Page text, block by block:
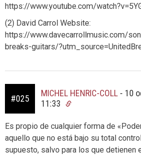
https://www.youtube.com/
(2) David Carrol Website:
https://www.davecarrollmusic.com/
breaks-guitars/
#025
MICHEL HENRIC-COLL - 10
11:33
Es propio de cualquier forma de
aquello que no está bajo su total
supuesto, salvo para los que detienen